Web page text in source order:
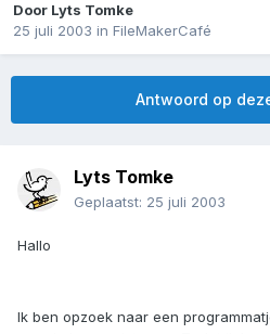
Door Lyts Tomke
25 juli 2003 in FileMakerCafé
Antwoord op
Lyts Tomke
Geplaatst: 25 juli 2003
Hallo
Ik ben opzoek naar een